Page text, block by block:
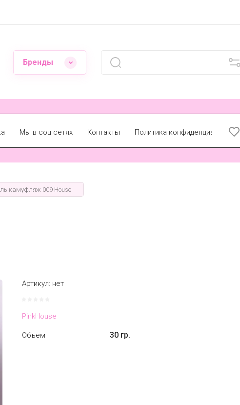
Бренды
Мы в соц сетях Контакты Политика конфиденциальности
камуфляж 009 House
Артикул: нет
PinkHouse
Объем 30 гр.